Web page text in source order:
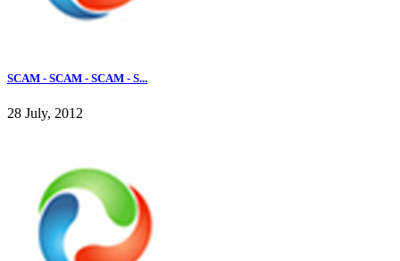
SCAM - SCAM - SCAM - S...
28 July, 2012